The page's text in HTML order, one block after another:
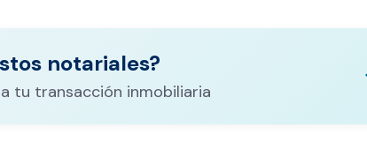
notariales?
tu transacción inmobiliaria